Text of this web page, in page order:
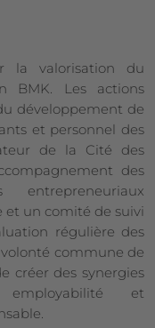
la valorisation du
BMK. Les actions
développement de
et personnel des
de la Cité des
des
un comité de suivi
régulière des
commune de
créer des synergies
et